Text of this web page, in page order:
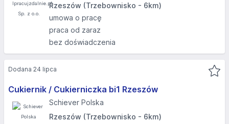
Rzeszów (Trzebownisko - 6km)
umowa o pracę
praca od zaraz
bez doświadczenia
Cukiernik / Cukierniczka bi1 Rzeszów
Schiever Polska
Rzeszów (Trzebownisko - 6km)
Dodana 24 lipca